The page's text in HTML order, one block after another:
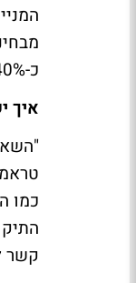
כ-40% בישראל".
איך
כמו
קשר